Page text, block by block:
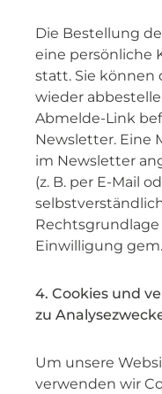
Die Bestellung
eine persönliche
statt. Sie können
wieder
Abmelde-Link
Newsletter. Eine
im Newsletter
(z. B. per E-Mail
Einwilligung gem.
4. Cookies und
zu
Um unsere
verwenden wir